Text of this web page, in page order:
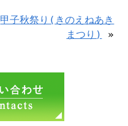
甲子秋祭り(きのえねあき
まつり)
»